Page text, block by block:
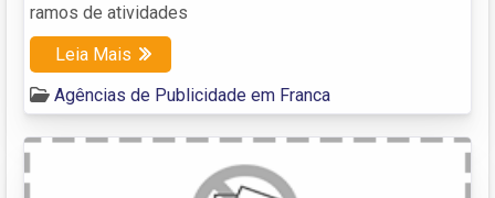
ramos de atividades
Leia Mais
Agências de Publicidade em Franca